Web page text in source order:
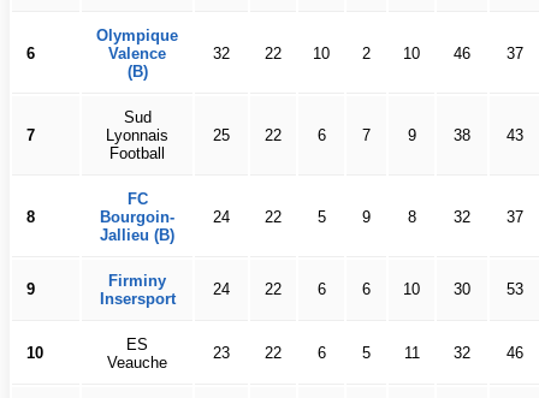
6
Olympique
Valence
(B)
32 22 10 2 10 46 37
7
Sud
Lyonnais
Football
25 22 6 7 9 38 43
8
FC
Bourgoin-
Jallieu (B)
24 22 5 9 8 32 37
9
Firminy
Insersport
24 22 6 6 10 30 53
10
ES
Veauche
23 22 6 5 11 32 46